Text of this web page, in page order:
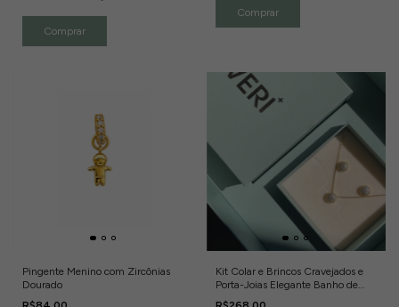
Pingente Menino com Zircônias
Dourado
Kit Colar e Brincos Cravejados e
Porta-Joias Elegante Banho de
Ouro 18k